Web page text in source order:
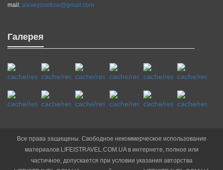
mail: alexeysvetlow@gmail.com
Галерея
Все права защищены. Свободное некоммерческое использование
материалов LIFEISTRAVEL.COM.UA в интернете, полное или
частичное, допускается при условии указания авторства